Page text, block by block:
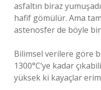
asfaltın biraz
hafif gömülür. Ama
astenosfer de böyle bir
Bilimsel verilere göre
1300°C’ye kadar
yüksek ki kayaçlar